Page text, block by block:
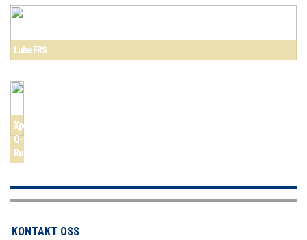
Lube FRS
Xpert
Q-
Rust
KONTAKT OSS